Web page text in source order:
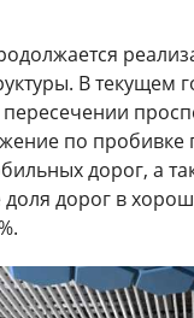
В текущем
по пробивке
дорог, а
доля дорог в